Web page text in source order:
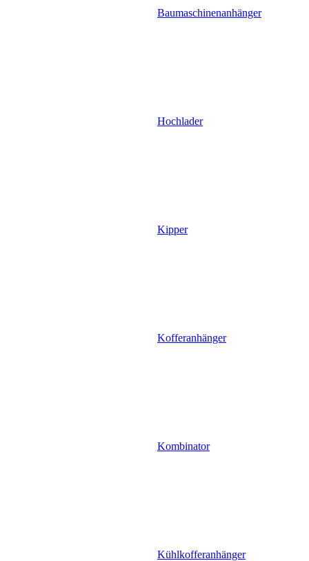
Baumaschinenanhänger
Hochlader
Kipper
Kofferanhänger
Kombinator
Kühlkofferanhänger